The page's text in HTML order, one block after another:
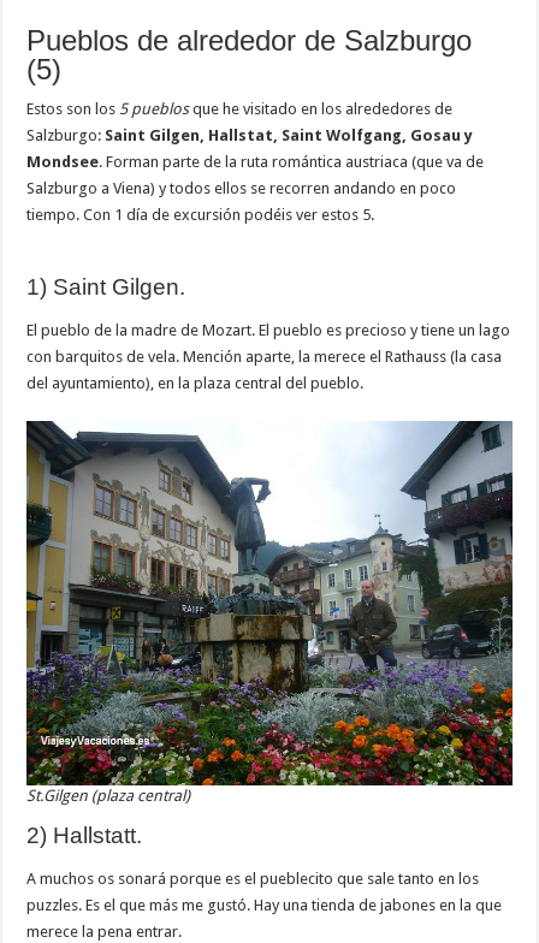
Pueblos de alrededor de Salzburgo
(5)
Estos son los 5 pueblosque he visitado en los alrededores de
Salzburgo: Saint Gilgen, Hallstat, Saint Wolfgang, Gosau y
Mondsee. Forman parte de la ruta romántica austriaca (que va de
Salzburgo a Viena) y todos ellos se recorren andando en poco
tiempo. Con 1 día de excursión podéis ver estos 5.
1) Saint Gilgen.
El pueblo de la madre de Mozart. El pueblo es precioso y tiene un lago
con barquitos de vela. Mención aparte, la merece el Rathauss (la casa
del ayuntamiento), en la plaza central del pueblo.
St.Gilgen (plaza central)
2) Hallstatt.
A muchos os sonará porque es el pueblecito que sale tanto en los
puzzles. Es el que más me gustó. Hay una tienda de jabones en la que
merece la pena entrar.